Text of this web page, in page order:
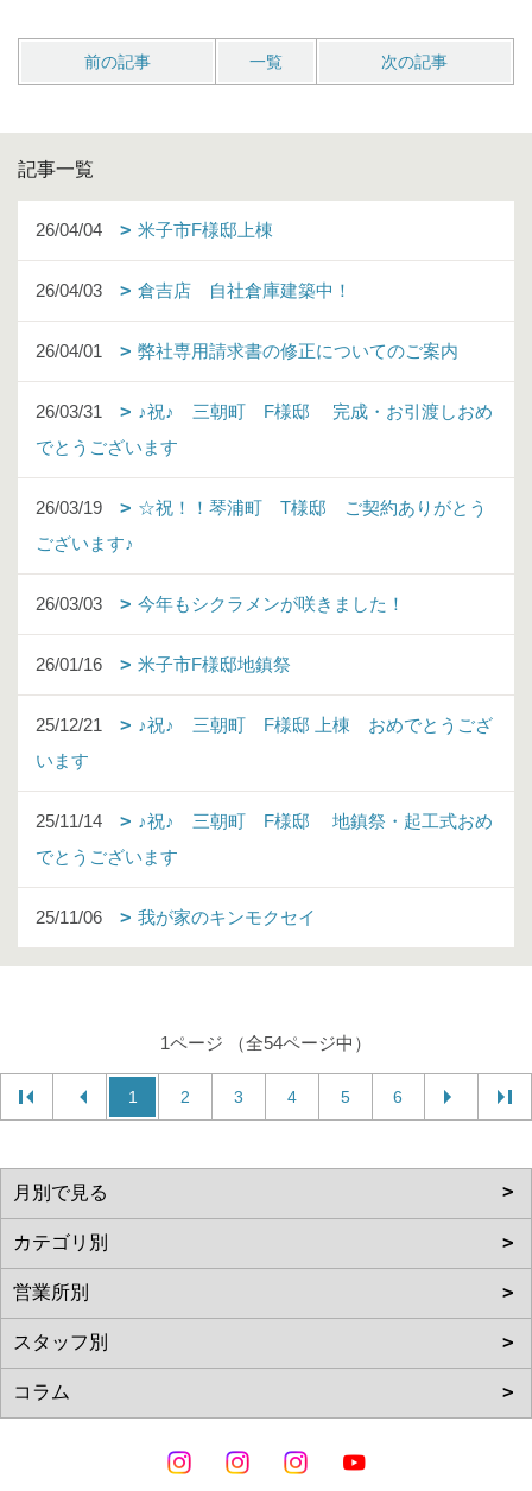
前の記事 一覧 次の記事
記事一覧
26/04/04 米子市F様邸上棟
26/04/03 倉吉店 自社倉庫建築中！
26/04/01 弊社専用請求書の修正についてのご案内
26/03/31
♪祝♪ 三朝町 F様邸 完成・お引渡しおめ
でとうございます
26/03/19
☆祝！！琴浦町 T様邸 ご契約ありがとう
ございます♪
26/03/03 今年もシクラメンが咲きました！
26/01/16 米子市F様邸地鎮祭
25/12/21
♪祝♪ 三朝町 F様邸 上棟 おめでとうござ
います
25/11/14
♪祝♪ 三朝町 F様邸 地鎮祭・起工式おめ
でとうございます
25/11/06 我が家のキンモクセイ
1ページ （全54ページ中）
1 2 3 4 5 6